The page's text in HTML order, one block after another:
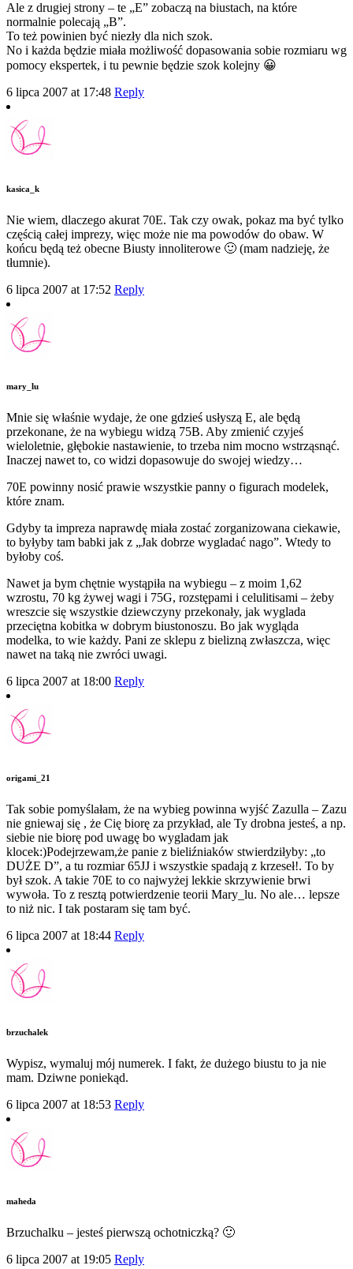
Ale z drugiej strony – te „E” zobaczą na biustach, na które
normalnie polecają „B”.
To też powinien być niezły dla nich szok.
No i każda będzie miała możliwość dopasowania sobie rozmiaru wg
pomocy ekspertek, i tu pewnie będzie szok kolejny 😀
6 lipca 2007 at 17:48 Reply
kasica_k
Nie wiem, dlaczego akurat 70E. Tak czy owak, pokaz ma być tylko
częścią całej imprezy, więc może nie ma powodów do obaw. W
końcu będą też obecne Biusty innoliterowe 🙂 (mam nadzieję, że
tłumnie).
6 lipca 2007 at 17:52 Reply
mary_lu
Mnie się właśnie wydaje, że one gdzieś usłyszą E, ale będą
przekonane, że na wybiegu widzą 75B. Aby zmienić czyjeś
wieloletnie, głębokie nastawienie, to trzeba nim mocno wstrząsnąć.
Inaczej nawet to, co widzi dopasowuje do swojej wiedzy…
70E powinny nosić prawie wszystkie panny o figurach modelek,
które znam.
Gdyby ta impreza naprawdę miała zostać zorganizowana ciekawie,
to byłyby tam babki jak z „Jak dobrze wygladać nago”. Wtedy to
byłoby coś.
Nawet ja bym chętnie wystąpiła na wybiegu – z moim 1,62
wzrostu, 70 kg żywej wagi i 75G, rozstępami i celulitisami – żeby
wreszcie się wszystkie dziewczyny przekonały, jak wyglada
przeciętna kobitka w dobrym biustonoszu. Bo jak wygląda
modelka, to wie każdy. Pani ze sklepu z bielizną zwłaszcza, więc
nawet na taką nie zwróci uwagi.
6 lipca 2007 at 18:00 Reply
origami_21
Tak sobie pomyślałam, że na wybieg powinna wyjść Zazulla – Zazu
nie gniewaj się , że Cię biorę za przykład, ale Ty drobna jesteś, a np.
siebie nie biorę pod uwagę bo wygladam jak
klocek:)Podejrzewam,że panie z bieliźniaków stwierdziłyby: „to
DUŻE D”, a tu rozmiar 65JJ i wszystkie spadają z krzeseł!. To by
był szok. A takie 70E to co najwyżej lekkie skrzywienie brwi
wywoła. To z resztą potwierdzenie teorii Mary_lu. No ale… lepsze
to niż nic. I tak postaram się tam być.
6 lipca 2007 at 18:44 Reply
brzuchalek
Wypisz, wymaluj mój numerek. I fakt, że dużego biustu to ja nie
mam. Dziwne poniekąd.
6 lipca 2007 at 18:53 Reply
maheda
Brzuchalku – jesteś pierwszą ochotniczką? 🙂
6 lipca 2007 at 19:05 Reply